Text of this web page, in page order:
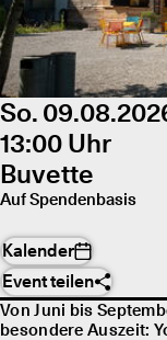
So.
13:00 Uhr
Buvette
Auf Spendenbasis
Kalender
Event teilen
Von Juni bis
besondere Auszeit: